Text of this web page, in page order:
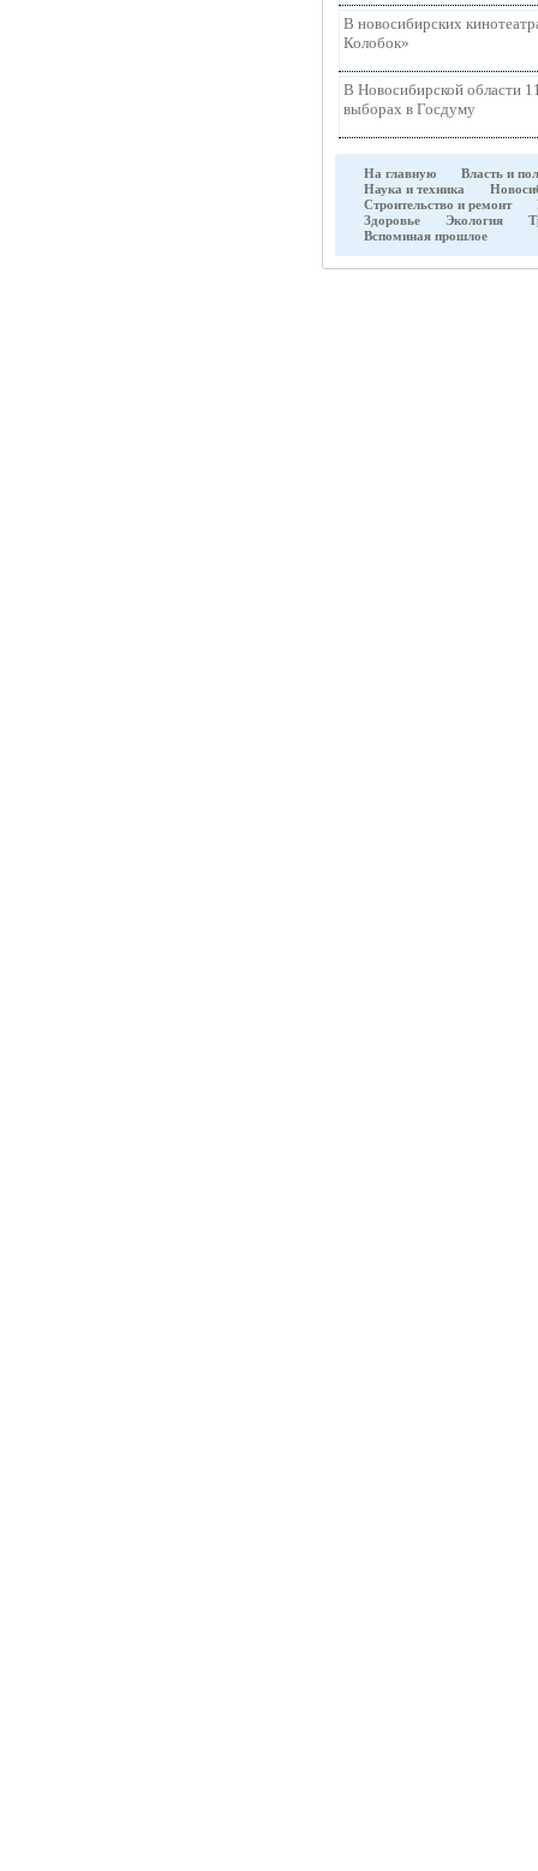
В новосибирских
Колобок»
В Новосибирской области
выборах в Госдуму
На главную
Власть и
Наука и техника
Строительство и ремонт
Здоровье
Экология
Вспоминая прошлое